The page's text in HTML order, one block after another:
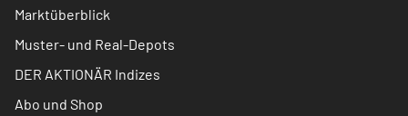
Marktüberblick
Muster- und Real-Depots
DER AKTIONÄR Indizes
Abo und Shop